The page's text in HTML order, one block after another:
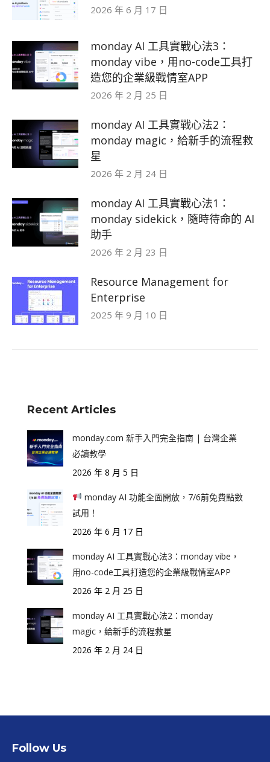
2026 年 6 月 17 日
monday AI 工具實戰心法3：
monday vibe，用no-code工具打
造您的企業級戰情室APP
2026 年 2 月 25 日
monday AI 工具實戰心法2：
monday magic，給新手的流程救
星
2026 年 2 月 24 日
monday AI 工具實戰心法1：
monday sidekick，隨時待命的 AI
助手
2026 年 2 月 23 日
Resource Management for
Enterprise
2025 年 9 月 10 日
Recent Articles
monday.com 新手入門完全指南 | 台灣企業
必讀教學
2026 年 8 月 5 日
monday AI 功能全面開放，7/6前免費點數
試用！
2026 年 6 月 17 日
monday AI 工具實戰心法3：monday vibe，
用no-code工具打造您的企業級戰情室APP
2026 年 2 月 25 日
monday AI 工具實戰心法2：monday
magic，給新手的流程救星
2026 年 2 月 24 日
Follow Us